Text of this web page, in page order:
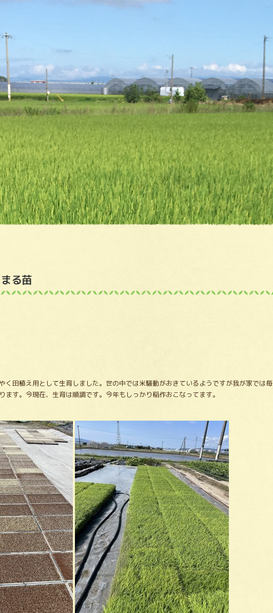
まる苗
く田植え用として生育しました。世の中では米騒動がおきているようですが我が家では毎
ます。今現在、生育は順調です。今年もしっかり稲作おこなってます。